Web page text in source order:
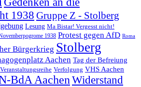
1938 Gruppe Z - Stolberg
Lesung Ma Bistar! Vergesst nicht!
1938 Protest gegen AfD Roma
Bürgerkrieg Stolberg
Aachen Tag der Befreiung
Veranstaltungsreihe Verfolgung VHS Aachen
BdA AachenWiderstand